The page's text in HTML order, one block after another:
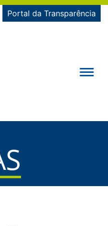
Portal da Transparência